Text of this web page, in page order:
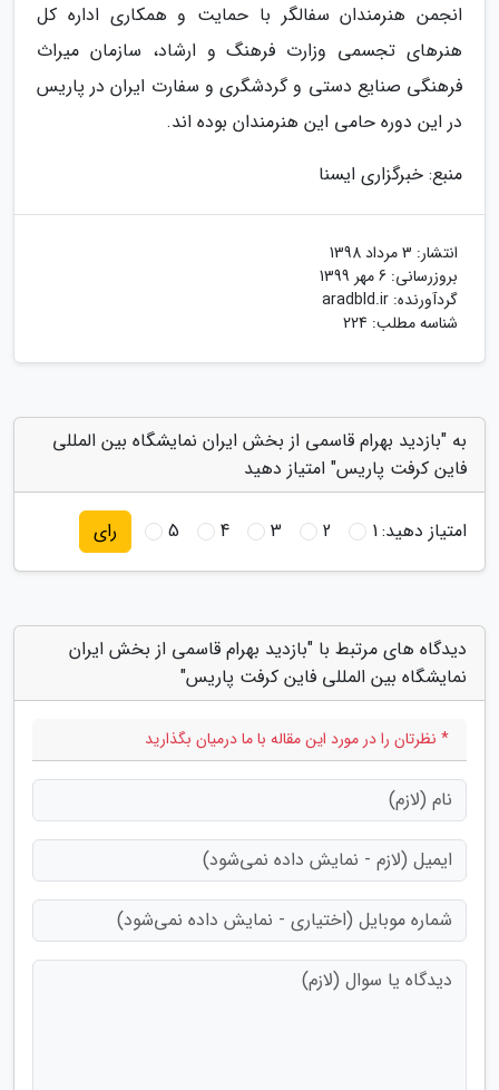
انجمن هنرمندان سفالگر با حمایت و همکاری اداره کل
هنرهای تجسمی وزارت فرهنگ و ارشاد، سازمان میراث
فرهنگی صنایع دستی و گردشگری و سفارت ایران در پاریس
در این دوره حامی این هنرمندان بوده اند.
منبع: خبرگزاری ایسنا
انتشار: 3 مرداد 1398
بروزرسانی: 6 مهر 1399
گردآورنده: aradbld.ir
شناسه مطلب: 224
به "بازدید بهرام قاسمی از بخش ایران نمایشگاه بین المللی
فاین کرفت پاریس" امتیاز دهید
امتیاز دهید:1
2
3
4
5 رای
دیدگاه های مرتبط با "بازدید بهرام قاسمی از بخش ایران
نمایشگاه بین المللی فاین کرفت پاریس"
* نظرتان را در مورد این مقاله با ما درمیان بگذارید